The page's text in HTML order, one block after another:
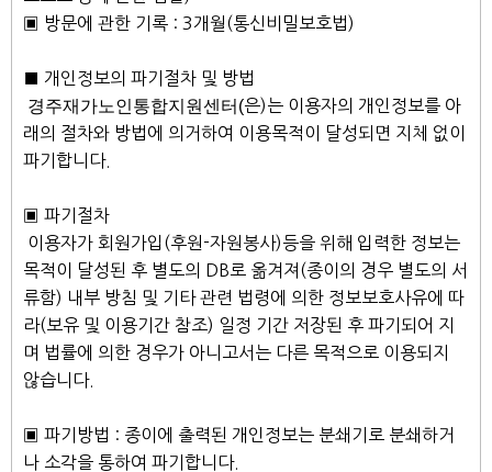
▣ 방문에 관한 기록 : 3개월(통신비밀보호법)
■ 개인정보의 파기절차 및 방법
경주재가노인통합지원센터(은)는 이용자의 개인정보를 아
래의 절차와 방법에 의거하여 이용목적이 달성되면 지체 없이
파기합니다.
▣ 파기절차
이용자가 회원가입(후원-자원봉사)등을 위해 입력한 정보는
목적이 달성된 후 별도의 DB로 옮겨져(종이의 경우 별도의 서
류함) 내부 방침 및 기타 관련 법령에 의한 정보보호사유에 따
라(보유 및 이용기간 참조) 일정 기간 저장된 후 파기되어 지
며 법률에 의한 경우가 아니고서는 다른 목적으로 이용되지
않습니다.
▣ 파기방법 : 종이에 출력된 개인정보는 분쇄기로 분쇄하거
나 소각을 통하여 파기합니다.